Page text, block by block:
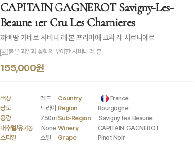
CAPITAIN GAGNEROT Savigny-Les-
Beaune 1er Cru Les Charnieres
까삐땅 가네로 사비니 레 본 프리미에 크뤼 레 샤르니에르
붉은 과일과 꽃향의 우아한 사비니-레-본
155,000원
색상
레드
당도
드라이
용량
750ml
내추럴/유기농
None
스타일
스틸
Country
France
Region
Bourgogne
Sub-Region
Savigny les Beaune
Winery
CAPITAIN GAGNEROT
Grape
Pinot Noir